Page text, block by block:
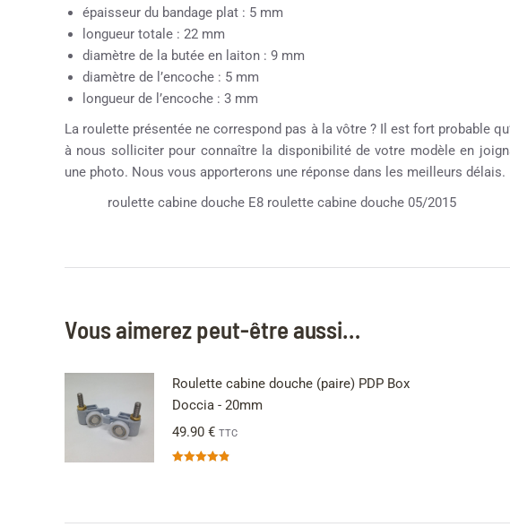
épaisseur du bandage plat : 5 mm
longueur totale : 22 mm
diamètre de la butée en laiton : 9 mm
diamètre de l’encoche : 5 mm
longueur de l’encoche : 3 mm
La roulette présentée ne correspond pas à la vôtre ? Il est fort probable
à nous solliciter pour connaître la disponibilité de votre modèle en
une photo. Nous vous apporterons une réponse dans les meilleurs délais.
roulette cabine douche E8 roulette cabine douche 05/2015
Vous aimerez peut-être aussi…
Roulette cabine douche (paire) PDP Box
Doccia - 20mm
49.90 € TTC